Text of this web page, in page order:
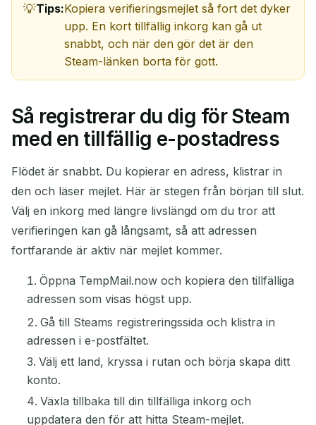
Tips:Kopiera verifieringsmejlet så fort det dyker
upp. En kort tillfällig inkorg kan gå ut
snabbt, och när den gör det är den
Steam-länken borta för gott.
Så registrerar du dig för Steam
med en tillfällig e-postadress
Flödet är snabbt. Du kopierar en adress, klistrar in
den och läser mejlet. Här är stegen från början till slut.
Välj en inkorg med längre livslängd om du tror att
verifieringen kan gå långsamt, så att adressen
fortfarande är aktiv när mejlet kommer.
Öppna TempMail.now och kopiera den tillfälliga
adressen som visas högst upp.
Gå till Steams registreringssida och klistra in
adressen i e-postfältet.
Välj ett land, kryssa i rutan och börja skapa ditt
konto.
Växla tillbaka till din tillfälliga inkorg och
uppdatera den för att hitta Steam-mejlet.